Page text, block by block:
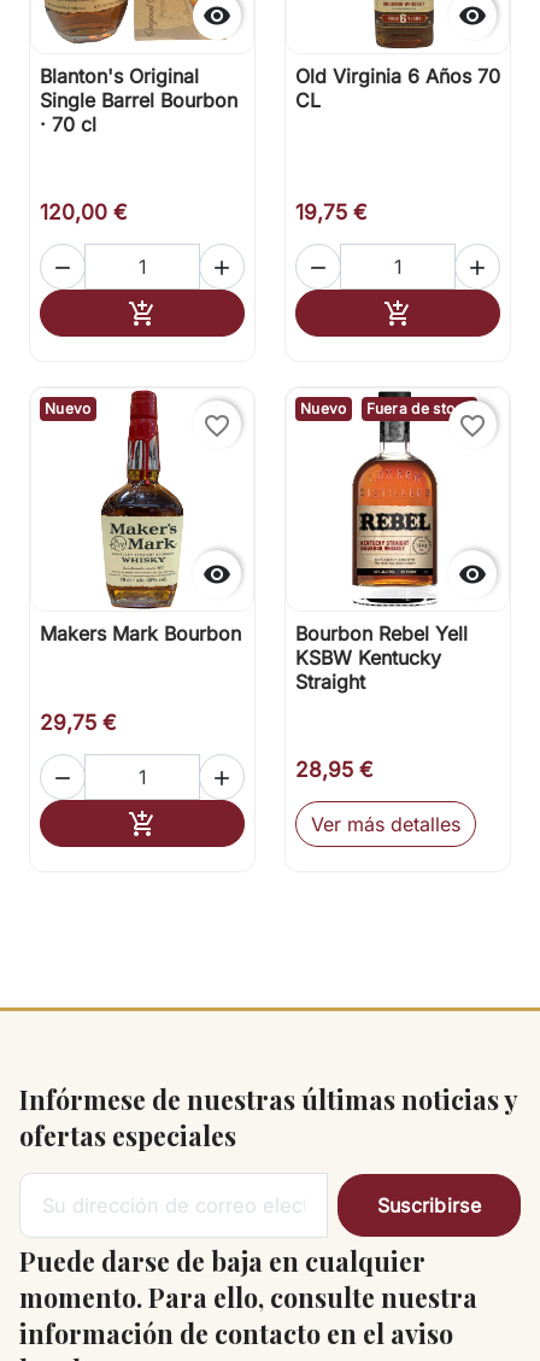

Blanton's Original
Single Barrel Bourbon
· 70 cl
120,00 €
 
 Añadir al carrito

Old Virginia 6 Años 70
CL
19,75 €
 
 Añadir al
Nuevo

favorite_border
Makers Mark Bourbon
29,75 €
 
 Añadir al carrito
Nuevo Fuera de stock

favorite_border
Bourbon Rebel Yell
KSBW Kentucky
Straight
28,95 €
Ver más detalles
Infórmese de nuestras últimas noticias y
ofertas especiales
Puede darse de baja en cualquier
momento. Para ello, consulte nuestra
información de contacto en el aviso